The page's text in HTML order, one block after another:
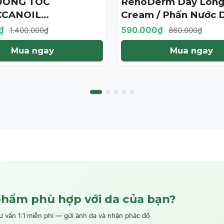
125ML (PHIÊN
HẠN)
1.400.000₫
Mua ngay
Cream / Phấn Nước
Da Chống Nắng-
Tự Nhiên
590.000₫ 860.000₫
Mua ngay
phù hợp với da của bạn?
vấn 1:1 miễn phí — gửi ảnh da và nhận phác đồ